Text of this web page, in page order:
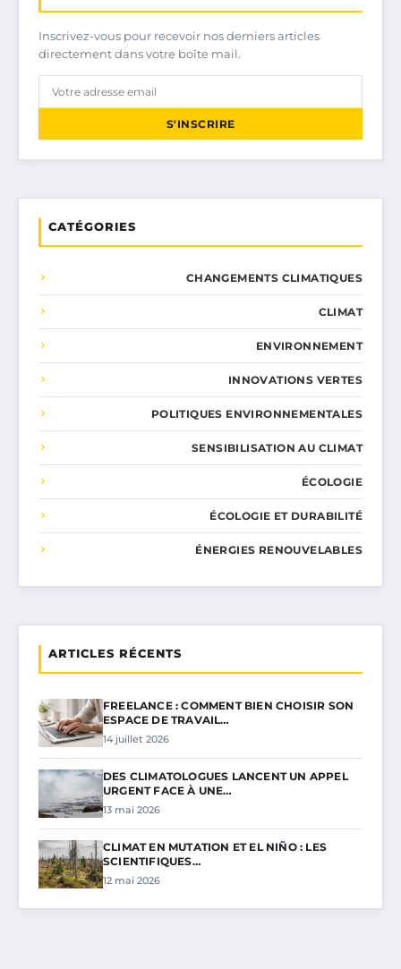
Inscrivez-vous pour recevoir nos derniers articles
directement dans votre boîte mail.
S'INSCRIRE
CATÉGORIES
CHANGEMENTS CLIMATIQUES
CLIMAT
ENVIRONNEMENT
INNOVATIONS VERTES
POLITIQUES ENVIRONNEMENTALES
SENSIBILISATION AU CLIMAT
ÉCOLOGIE
ÉCOLOGIE ET DURABILITÉ
ÉNERGIES RENOUVELABLES
ARTICLES RÉCENTS
FREELANCE : COMMENT BIEN CHOISIR SON
ESPACE DE TRAVAIL…
14 juillet 2026
DES CLIMATOLOGUES LANCENT UN APPEL
URGENT FACE À UNE…
13 mai 2026
CLIMAT EN MUTATION ET EL NIÑO : LES
SCIENTIFIQUES…
12 mai 2026